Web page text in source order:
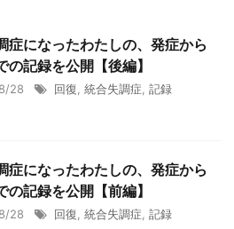
症になったわたしの、発症から
の記録を公開【後編】
28 回復 統合失調症 記録
症になったわたしの、発症から
の記録を公開【前編】
28 回復 統合失調症 記録